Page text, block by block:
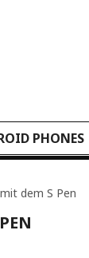
PHONES
dem S Pen